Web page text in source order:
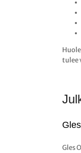
tulee
Gles